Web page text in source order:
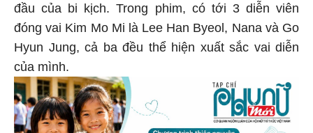
đầu của bi kịch. Trong phim, có tới 3 diễn viên
đóng vai Kim Mo Mi là Lee Han Byeol, Nana và Go
Hyun Jung, cả ba đều thể hiện xuất sắc vai diễn
của mình.